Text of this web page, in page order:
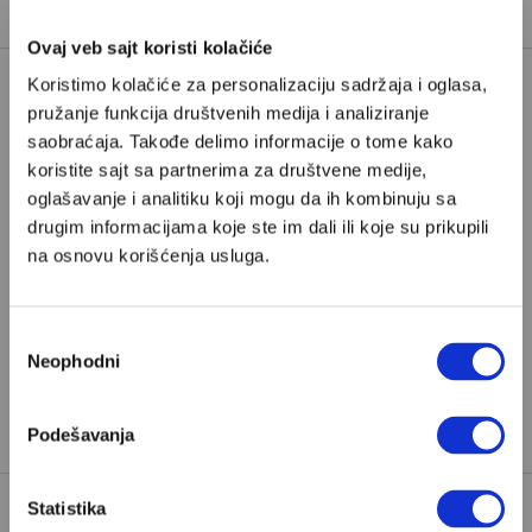
Ovaj veb sajt koristi kolačiće
Koristimo kolačiće za personalizaciju sadržaja i oglasa,
pružanje funkcija društvenih medija i analiziranje
saobraćaja. Takođe delimo informacije o tome kako
koristite sajt sa partnerima za društvene medije,
oglašavanje i analitiku koji mogu da ih kombinuju sa
drugim informacijama koje ste im dali ili koje su prikupili
na osnovu korišćenja usluga.
сагласности
Neophodni
Podešavanja
Statistika
Poštovani, da biste nastavili sa čitanjem naših
premium sadržaja, neophodno je da
odaberete jedan od planova pretplate.
Pretplata
priča